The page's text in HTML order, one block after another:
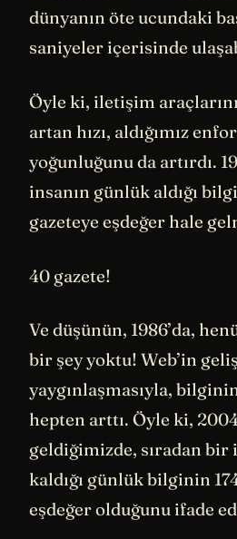
dünyanın öte ucundaki
saniyeler içerisinde
Öyle ki, iletişim
artan hızı, aldığımız
yoğunluğunu da artırdı.
insanın günlük aldığı
gazeteye eşdeğer hale
40 gazete!
Ve düşünün, 1986’da,
bir şey yoktu! Web’in
yaygınlaşmasıyla,
hepten arttı. Öyle ki,
geldiğimizde, sıradan bir
kaldığı günlük bilginin
eşdeğer olduğunu ifade